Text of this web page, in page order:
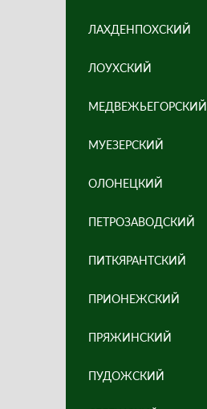
ЛАХДЕНПОХСКИЙ
ЛОУХСКИЙ
МЕДВЕЖЬЕГОРСКИЙ
МУЕЗЕРСКИЙ
ОЛОНЕЦКИЙ
ПЕТРОЗАВОДСКИЙ
ПИТКЯРАНТСКИЙ
ПРИОНЕЖСКИЙ
ПРЯЖИНСКИЙ
ПУДОЖСКИЙ